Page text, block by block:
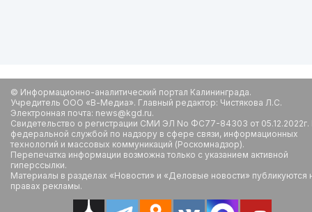
© Информационно-аналитический портал Калининграда.
Учредитель ООО «В-Медиа». Главный редактор: Чистякова Л.С.
Электронная почта: news@kgd.ru.
Свидетельство о регистрации СМИ ЭЛ No ФС77-84303 от
федеральной службой по надзору в сфере связи, информационных
технологий и массовых коммуникаций (Роскомнадзор).
Перепечатка информации возможна только с указанием активной
гиперссылки.
Материалы в разделах «Новости» и «Деловые новости» публикуются
правах рекламы.